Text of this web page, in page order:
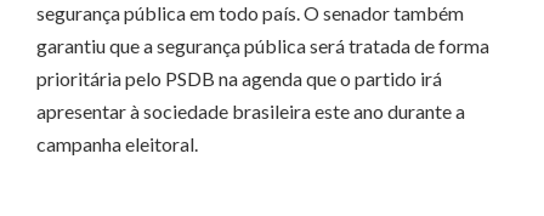
segurança pública em todo país. O senador também
garantiu que a segurança pública será tratada de forma
prioritária pelo PSDB na agenda que o partido irá
apresentar à sociedade brasileira este ano durante a
campanha eleitoral.